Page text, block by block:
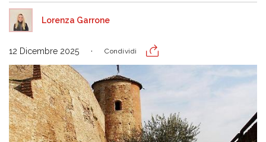
Lorenza Garrone
12 Dicembre 2025 Condividi